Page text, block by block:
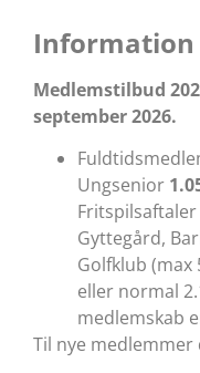
Information
Medlemstilbud
september 2026.
Ungsenior
Gyttegård,
Golfklub (max
eller normal
medlemskab
Til nye medlemmer